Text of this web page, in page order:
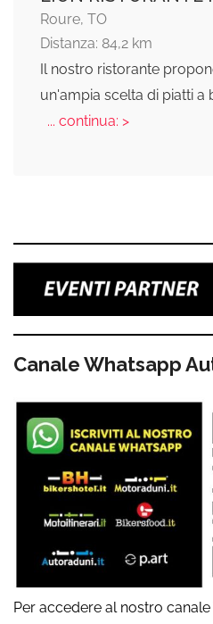
Roure, TO
Distanza: 84,2 km
Il nostro ristorante
un'ampia scelta di piatti a
... continua: >
Canale Whatsapp
Per accedere al nostro